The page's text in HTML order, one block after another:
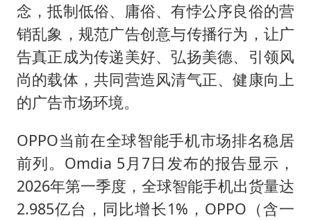
念，抵制低俗、庸俗、有悖公序良俗的营
销乱象，规范广告创意与传播行为，让广
告真正成为传递美好、弘扬美德、引领风
尚的载体，共同营造风清气正、健康向上
的广告市场环境。
OPPO当前在全球智能手机市场排名稳居
前列。Omdia 5月7日发布的报告显示，
2026年第一季度，全球智能手机出货量达
2.985亿台，同比增长1%，OPPO（含一